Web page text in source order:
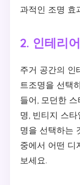
과적인 조명 효
2. 인테리
주거 공간의 인
트조명을 선택
들어, 모던한
명, 빈티지 스
명을 선택하는
중에서 어떤 디
보세요.